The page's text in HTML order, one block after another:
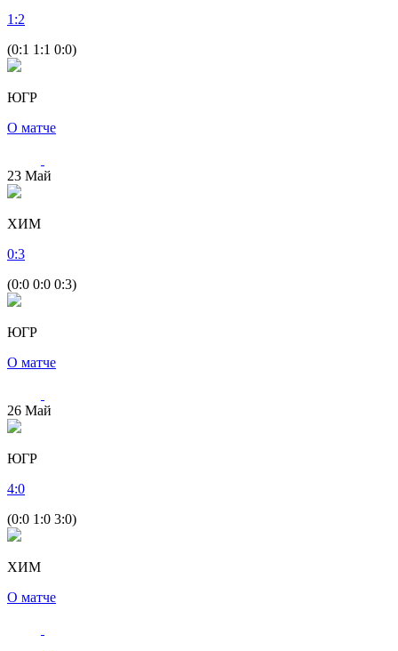
1 :2
(0:1 1:1 0:0)
ЮГР
О матче
23 Май
ХИМ
0:3
(0:0 0:0 0:3)
ЮГР
О матче
26 Май
ЮГР
4:0
(0:0 1:0 3:0)
ХИМ
О матче